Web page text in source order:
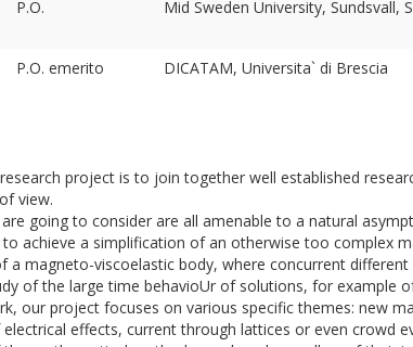
P.O. Mid Sweden University, Sundsvall,
P.O. emerito DICATAM, Universita` di Brescia
project is to join together well established
view.
going to consider are all amenable to a natural
achieve a simplification of an otherwise too complex
a magneto-viscoelastic body, where concurrent
of the large time behavioUr of solutions, for
our project focuses on various specific themes: new
effects, current through lattices or even crowd